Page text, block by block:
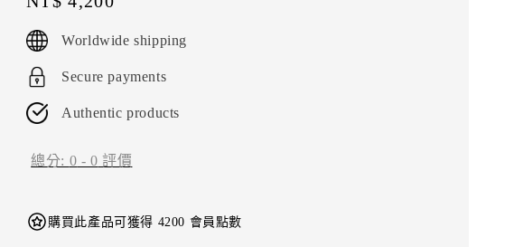
price
Worldwide shipping
Secure payments
Authentic products
總分: 0 -0 評價
購買此產品可獲得 4200 會員點數